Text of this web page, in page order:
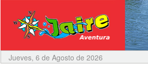
Jueves, 6 de Agosto de 2026